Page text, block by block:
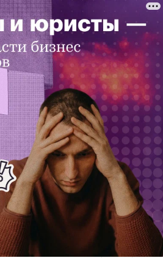
история